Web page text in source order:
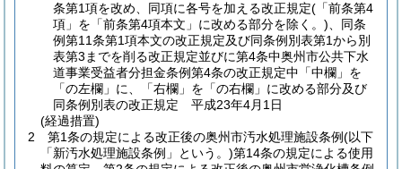
条第1項を改め、同項に各号を加える改正規定(「前条第4
項」を「前条第4項本文」に改める部分を除く。) 、同条
例第11条第1項本文の改正規定及び同条例別表第1から別
表第3までを削る改正規定並びに第4条中奥州市公共下水
道事業受益者分担金条例第4条の改正規定中「中欄」を
「の左欄」に、「右欄」を「の右欄」に改める部分及び
同条例別表の改正規定 平成23年4月1日
(経過措置)
2
第1条の規定による改正後の奥州市汚水処理施設条例(以下
「新汚水処理施設条例」という。)第14条の規定による使用